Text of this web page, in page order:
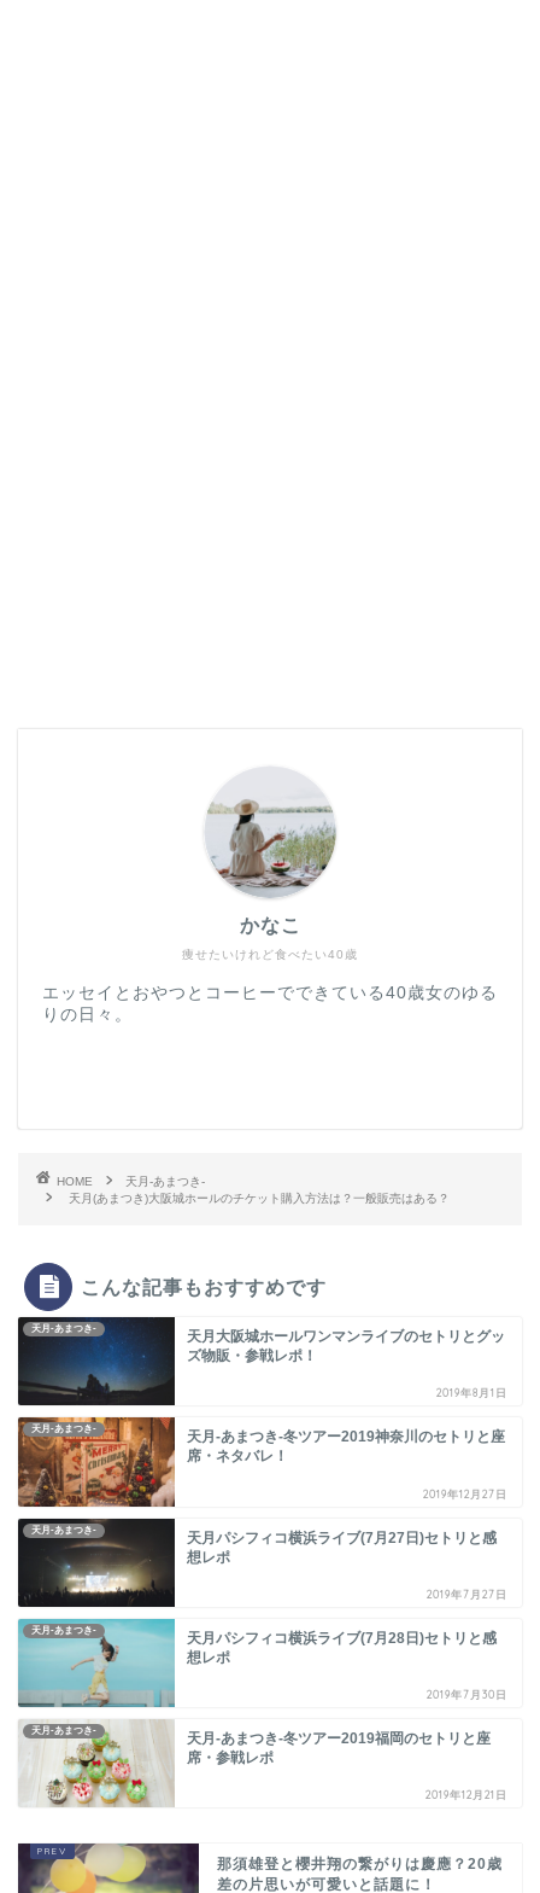
痩せたいけれど食べたい40歳
かなこ
エッセイとおやつとコーヒーでできている40歳女のゆる
りの日々。
HOME
天月-あまつき-
天月(あまつき)大阪城ホールのチケット購入方法は？一般販売はある？
こんな記事もおすすめです
天月-あまつき-
天月大阪城ホールワンマンライブのセトリとグッ
ズ物販・参戦レポ！
2019年8月1日
天月-あまつき-
天月-あまつき-冬ツアー2019神奈川のセトリと座
席・ネタバレ！
2019年12月27日
天月-あまつき-
天月パシフィコ横浜ライブ(7月27日)セトリと感
想レポ
2019年7月27日
天月-あまつき-
天月パシフィコ横浜ライブ(7月28日)セトリと感
想レポ
2019年7月30日
天月-あまつき-
天月-あまつき-冬ツアー2019福岡のセトリと座
席・参戦レポ
2019年12月21日
那須雄登と櫻井翔の繋がりは慶應？20歳
差の片思いが可愛いと話題に！